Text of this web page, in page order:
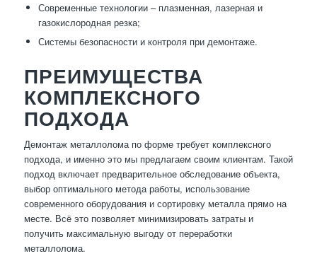
Современные технологии – плазменная, лазерная и
газокислородная резка;
Системы безопасности и контроля при демонтаже.
ПРЕИМУЩЕСТВА
КОМПЛЕКСНОГО
ПОДХОДА
Демонтаж металлолома по форме требует комплексного
подхода, и именно это мы предлагаем своим клиентам. Такой
подход включает предварительное обследование объекта,
выбор оптимального метода работы, использование
современного оборудования и сортировку металла прямо на
месте. Всё это позволяет минимизировать затраты и
получить максимальную выгоду от переработки
металлолома.